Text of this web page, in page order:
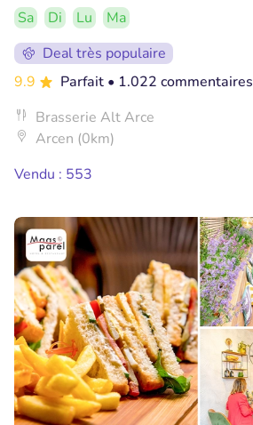
Sa Di Lu
Ma
Deal très populaire
9.9
Parfait • 1.022 commentaires
Brasserie Alt Arce
Arcen (0km)
Vendu : 553